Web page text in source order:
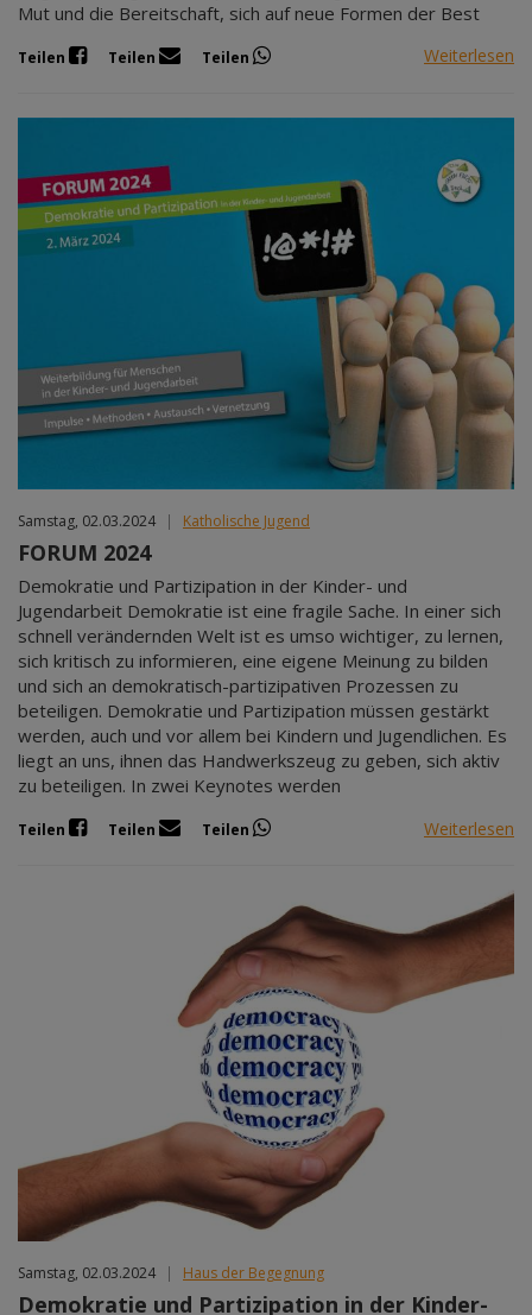
Mut und die Bereitschaft, sich auf neue Formen der Best
Teilen Teilen Teilen Weiterlesen
Samstag, 02.03.2024 | Katholische Jugend
FORUM 2024
Demokratie und Partizipation in der Kinder- und
Jugendarbeit Demokratie ist eine fragile Sache. In einer sich
schnell verändernden Welt ist es umso wichtiger, zu lernen,
sich kritisch zu informieren, eine eigene Meinung zu bilden
und sich an demokratisch-partizipativen Prozessen zu
beteiligen. Demokratie und Partizipation müssen gestärkt
werden, auch und vor allem bei Kindern und Jugendlichen. Es
liegt an uns, ihnen das Handwerkszeug zu geben, sich aktiv
zu beteiligen. In zwei Keynotes werden
Teilen Teilen Teilen Weiterlesen
Samstag, 02.03.2024 | Haus der Begegnung
Demokratie und Partizipation in der Kinder-